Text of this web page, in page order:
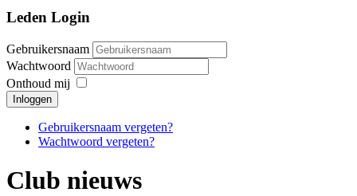
Leden Login
Gebruikersnaam
Wachtwoord
Onthoud mij
Inloggen
Gebruikersnaam vergeten?
Wachtwoord vergeten?
Club nieuws